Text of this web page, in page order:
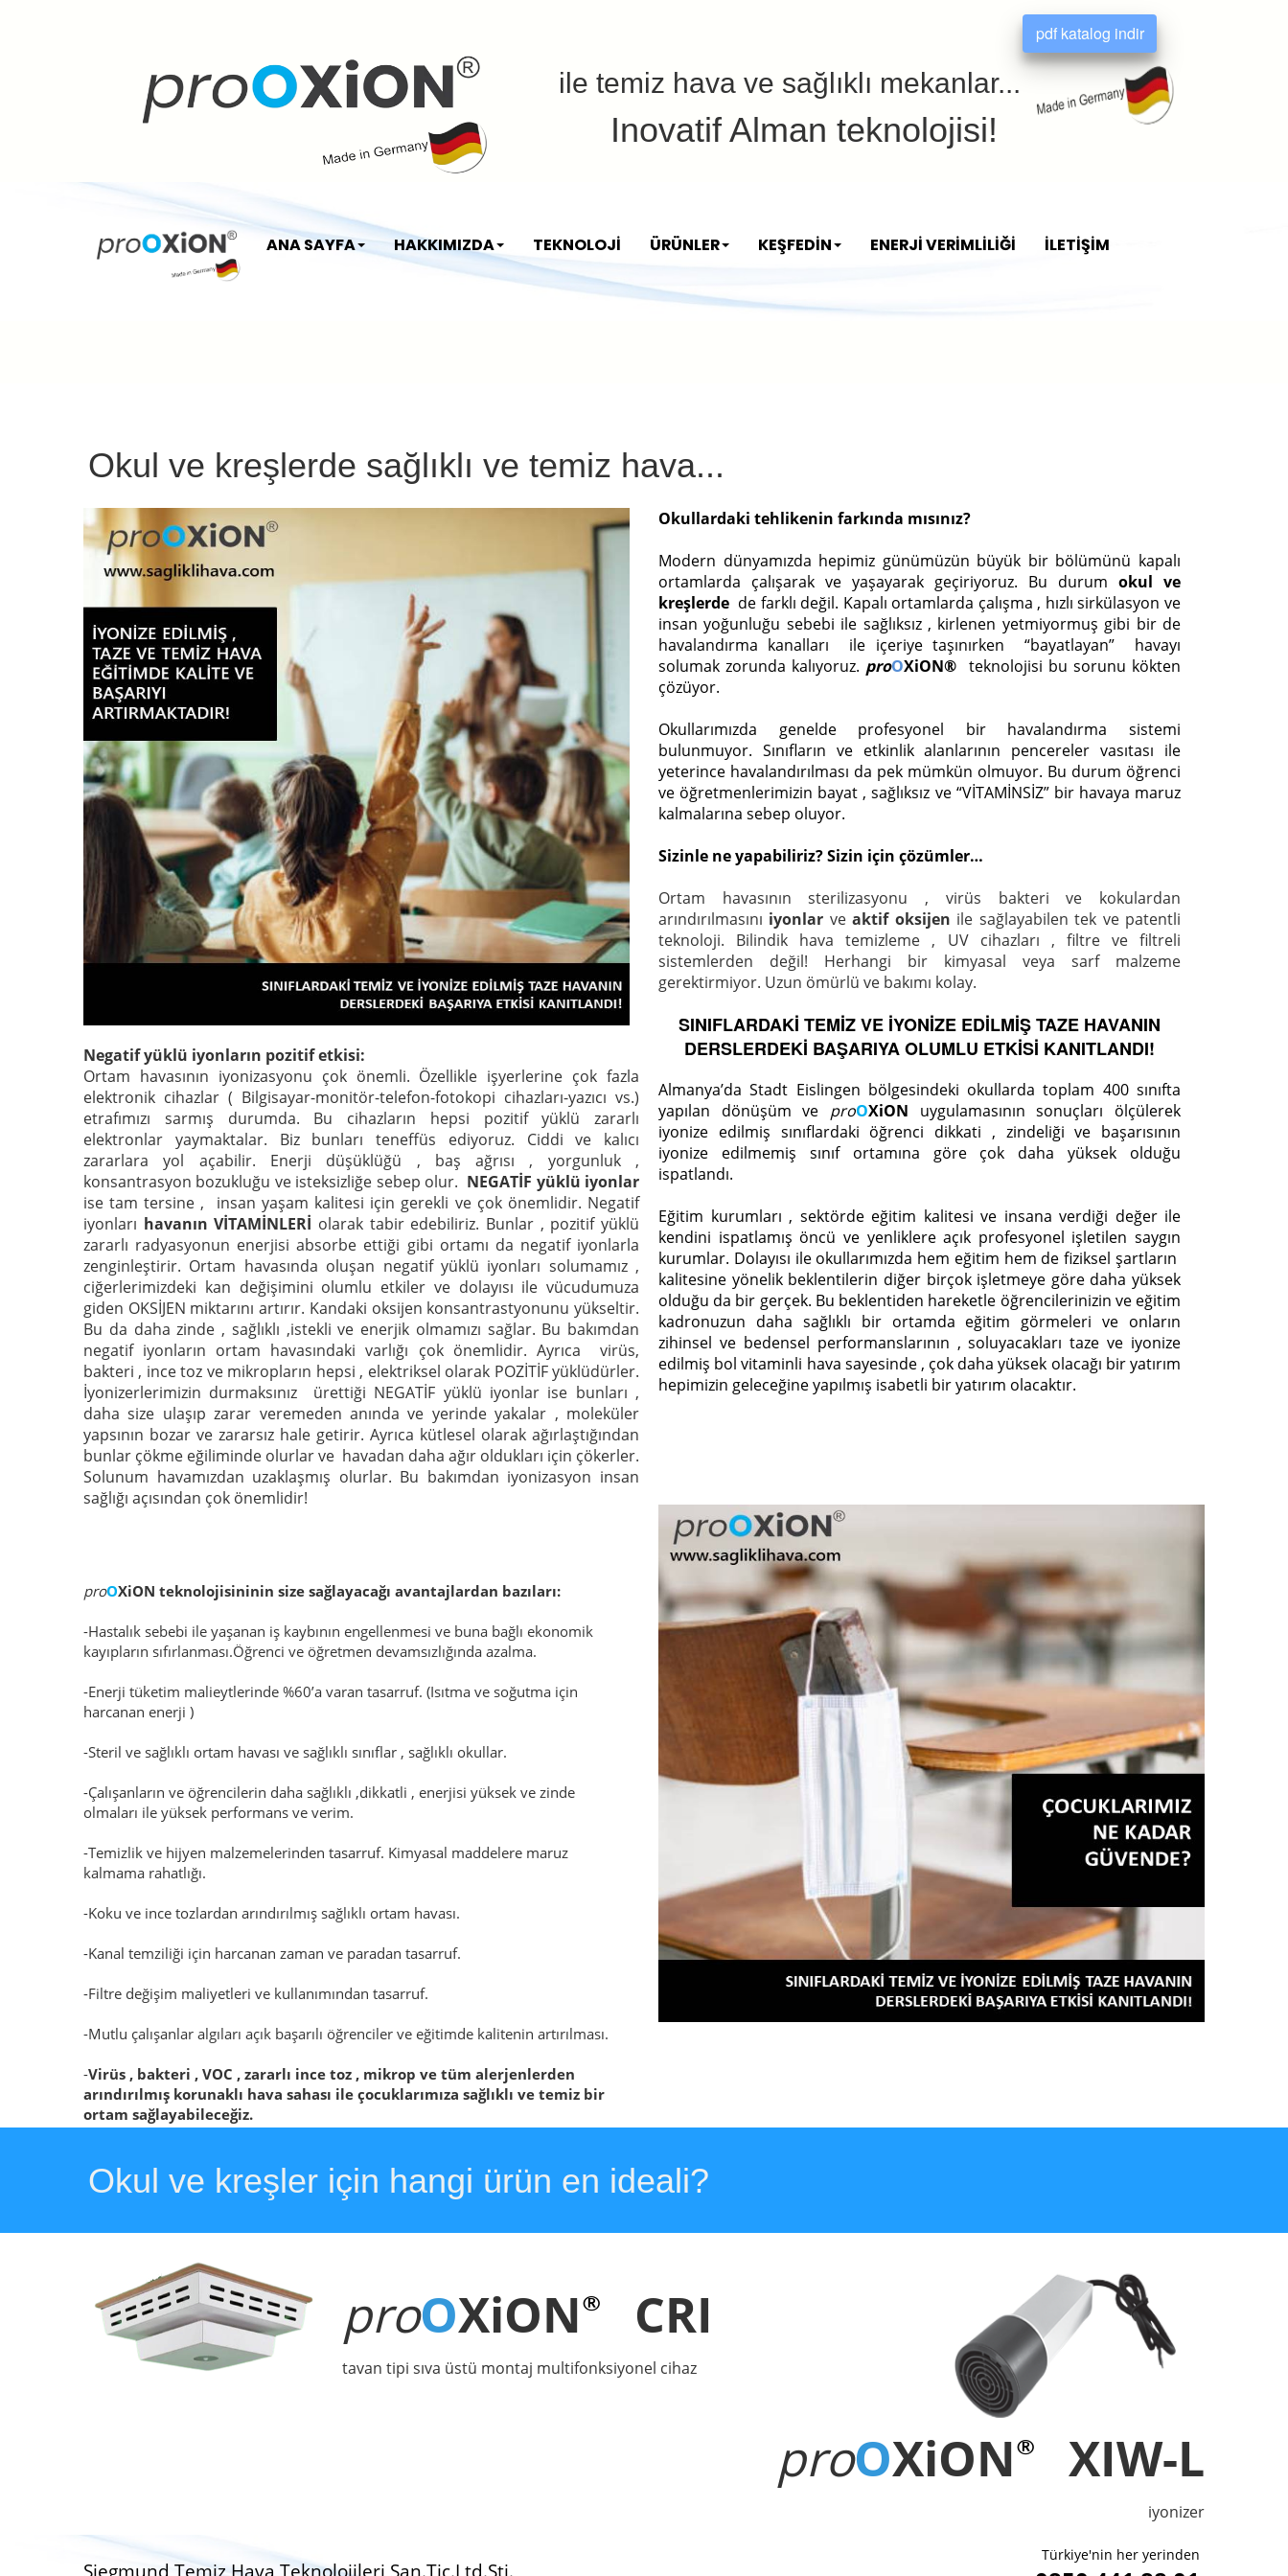
ile temiz hava ve sağlıklı mekanlar...
ANA SAYFA HAKKIMIZDA TEKNOLOJİ ÜRÜNLER KEŞFEDİN ENERJİ VERİMLİLİĞİ İLETİŞİM
Inovatif Alman teknolojisi!
pdf katalog indir
Okullardaki tehlikenin farkında mısınız?
Modern dünyamızda hepimiz günümüzün büyük bir bölümünü kapalı
ortamlarda çalışarak ve yaşayarak geçiriyoruz. Bu durum okul ve
kreşlerde de farklı değil. Kapalı ortamlarda çalışma , hızlı sirkülasyon ve
insan yoğunluğu sebebi ile sağlıksız , kirlenen yetmiyormuş gibi bir de
havalandırma kanalları ile içeriye taşınırken “bayatlayan” havayı
solumak zorunda kalıyoruz. proOXiON® teknolojisi bu sorunu kökten
çözüyor.
Okullarımızda genelde profesyonel bir havalandırma sistemi
bulunmuyor. Sınıfların ve etkinlik alanlarının pencereler vasıtası ile
yeterince havalandırılması da pek mümkün olmuyor. Bu durum öğrenci
ve öğretmenlerimizin bayat , sağlıksız ve “VİTAMİNSİZ” bir havaya maruz
kalmalarına sebep oluyor.
Sizinle ne yapabiliriz? Sizin için çözümler…
Ortam havasının sterilizasyonu , virüs bakteri ve kokulardan
arındırılmasını iyonlar veaktif oksijen ile sağlayabilen tek ve patentli
teknoloji. Bilindik hava temizleme , UV cihazları , filtre ve filtreli
sistemlerden değil! Herhangi bir kimyasal veya sarf malzeme
gerektirmiyor. Uzun ömürlü ve bakımı kolay.
SINIFLARDAKİ TEMİZ VE İYONİZE EDİLMİŞ TAZE HAVANIN
DERSLERDEKİ BAŞARIYA OLUMLU ETKİSİ KANITLANDI!
Almanya’da Stadt Eislingen bölgesindeki okullarda toplam 400 sınıfta
yapılan dönüşüm ve proOXiON uygulamasının sonuçları ölçülerek
iyonize edilmiş sınıflardaki öğrenci dikkati , zindeliği ve başarısının
iyonize edilmemiş sınıf ortamına göre çok daha yüksek olduğu
ispatlandı.
Eğitim kurumları , sektörde eğitim kalitesi ve insana verdiği değer ile
kendini ispatlamış öncü ve yenliklere açık profesyonel işletilen saygın
kurumlar. Dolayısı ile okullarımızda hem eğitim hem de fiziksel şartların
kalitesine yönelik beklentilerin diğer birçok işletmeye göre daha yüksek
olduğu da bir gerçek. Bu beklentiden hareketle öğrencilerinizin ve eğitim
kadronuzun daha sağlıklı bir ortamda eğitim görmeleri ve onların
zihinsel ve bedensel performanslarının , soluyacakları taze ve iyonize
edilmiş bol vitaminli hava sayesinde , çok daha yüksek olacağı bir yatırım
hepimizin geleceğine yapılmış isabetli bir yatırım olacaktır.
Okul ve kreşlerde sağlıklı ve temiz hava...
Okul ve kreşler için hangi ürün en ideali?
proOXiON® CRI
tavan tipi sıva üstü montaj multifonksiyonel cihaz
Negatif yüklü iyonların pozitif etkisi:
Ortam havasının iyonizasyonu çok önemli. Özellikle işyerlerine çok fazla
elektronik cihazlar ( Bilgisayar-monitör-telefon-fotokopi cihazları-yazıcı vs.)
etrafımızı sarmış durumda. Bu cihazların hepsi pozitif yüklü zararlı
elektronlar yaymaktalar. Biz bunları teneffüs ediyoruz. Ciddi ve kalıcı
zararlara yol açabilir. Enerji düşüklüğü , baş ağrısı , yorgunluk ,
konsantrasyon bozukluğu ve isteksizliğe sebep olur. NEGATİF yüklü iyonlar
ise tam tersine , insan yaşam kalitesi için gerekli ve çok önemlidir. Negatif
iyonları havanın VİTAMİNLERİ olarak tabir edebiliriz. Bunlar , pozitif yüklü
zararlı radyasyonun enerjisi absorbe ettiği gibi ortamı da negatif iyonlarla
zenginleştirir. Ortam havasında oluşan negatif yüklü iyonları solumamız ,
ciğerlerimizdeki kan değişimini olumlu etkiler ve dolayısı ile vücudumuza
giden OKSİJEN miktarını artırır. Kandaki oksijen konsantrastyonunu yükseltir.
Bu da daha zinde , sağlıklı ,istekli ve enerjik olmamızı sağlar. Bu bakımdan
negatif iyonların ortam havasındaki varlığı çok önemlidir. Ayrıca virüs,
bakteri , ince toz ve mikropların hepsi , elektriksel olarak POZİTİF yüklüdürler.
İyonizerlerimizin durmaksınız ürettiği NEGATİF yüklü iyonlar ise bunları ,
daha size ulaşıp zarar veremeden anında ve yerinde yakalar , moleküler
yapsının bozar ve zararsız hale getirir. Ayrıca kütlesel olarak ağırlaştığından
bunlar çökme eğiliminde olurlar ve havadan daha ağır oldukları için çökerler.
Solunum havamızdan uzaklaşmış olurlar. Bu bakımdan iyonizasyon insan
sağlığı açısından çok önemlidir!
proOXiON® XIW-L
iyonizer
proOXiON teknolojisininin size sağlayacağı avantajlardan bazıları:
-Hastalık sebebi ile yaşanan iş kaybının engellenmesi ve buna bağlı ekonomik
kayıpların sıfırlanması.Öğrenci ve öğretmen devamsızlığında azalma.
-Enerji tüketim malieytlerinde %60’a varan tasarruf. (Isıtma ve soğutma için
harcanan enerji )
-Steril ve sağlıklı ortam havası ve sağlıklı sınıflar , sağlıklı okullar.
-Çalışanların ve öğrencilerin daha sağlıklı ,dikkatli , enerjisi yüksek ve zinde
olmaları ile yüksek performans ve verim.
-Temizlik ve hijyen malzemelerinden tasarruf. Kimyasal maddelere maruz
kalmama rahatlığı.
-Koku ve ince tozlardan arındırılmış sağlıklı ortam havası.
-Kanal temziliği için harcanan zaman ve paradan tasarruf.
-Filtre değişim maliyetleri ve kullanımından tasarruf.
-Mutlu çalışanlar algıları açık başarılı öğrenciler ve eğitimde kalitenin artırılması.
-Virüs , bakteri , VOC , zararlı ince toz , mikrop ve tüm alerjenlerden
arındırılmış korunaklı hava sahası ile çocuklarımıza sağlıklı ve temiz bir
ortam sağlayabileceğiz.
Türkiye'nin her yerinden